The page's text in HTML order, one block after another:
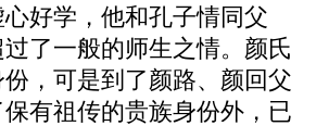
好学，他和孔子情同父
了一般的师生之情。颜氏
，可是到了颜路、颜回父
有祖传的贵族身份外，已